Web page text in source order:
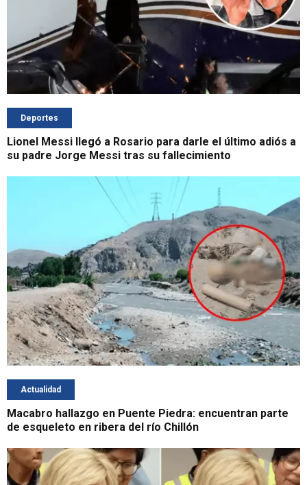
Deportes
Lionel Messi llegó a Rosario para darle el último adiós a
su padre Jorge Messi tras su fallecimiento
Actualidad
Macabro hallazgo en Puente Piedra: encuentran parte
de esqueleto en ribera del río Chillón